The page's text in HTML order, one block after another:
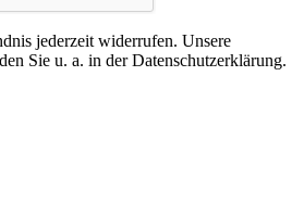
jederzeit widerrufen. Unsere
Sie u. a. in der Datenschutzerklärung.